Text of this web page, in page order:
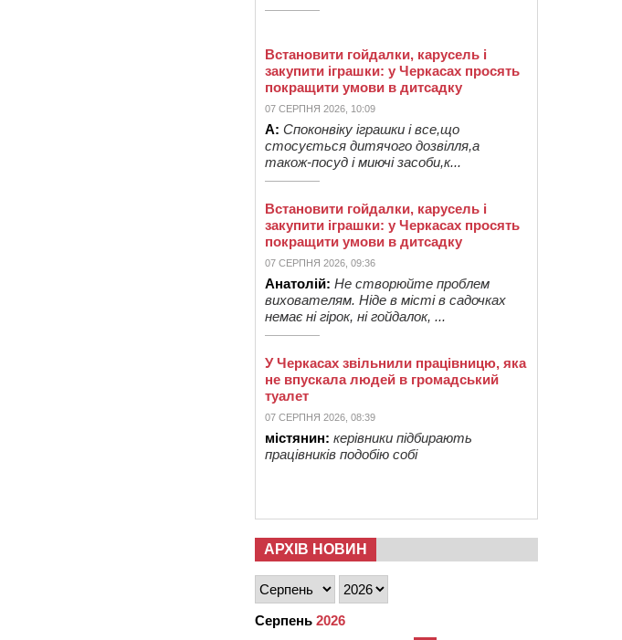
Встановити гойдалки, карусель і
закупити іграшки: у Черкасах просять
покращити умови в дитсадку
07 СЕРПНЯ 2026, 10:09
А: Споконвіку іграшки і все,що
стосується дитячого дозвілля,а
також-посуд і миючі засоби,к...
Встановити гойдалки, карусель і
закупити іграшки: у Черкасах просять
покращити умови в дитсадку
07 СЕРПНЯ 2026, 09:36
Анатолій: Не створюйте проблем
вихователям. Ніде в місті в садочках
немає ні гірок, ні гойдалок, ...
У Черкасах звільнили працівницю, яка
не впускала людей в громадський
туалет
07 СЕРПНЯ 2026, 08:39
містянин: керівники підбирають
працівників подобію собі
АРХІВ НОВИН
Серпень 2026